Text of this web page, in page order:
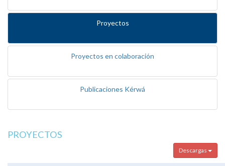
Proyectos
Proyectos en colaboración
Publicaciones Kérwá
PROYECTOS
Descargas